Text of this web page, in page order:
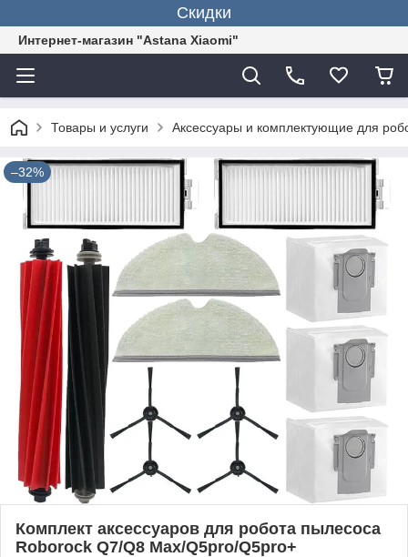
Скидки
Интернет-магазин "Astana Xiaomi"
Товары и услуги Аксессуары и комплектующие для
–32%
Комплект аксессуаров для робота пылесоса
Roborock Q7/Q8 Max/Q5pro/Q5pro+